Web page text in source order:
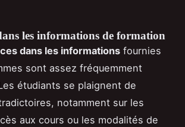
les informations de formation
dans les informations fournies
sont assez fréquemment
étudiants se plaignent de
notamment sur les
aux cours ou les modalités de